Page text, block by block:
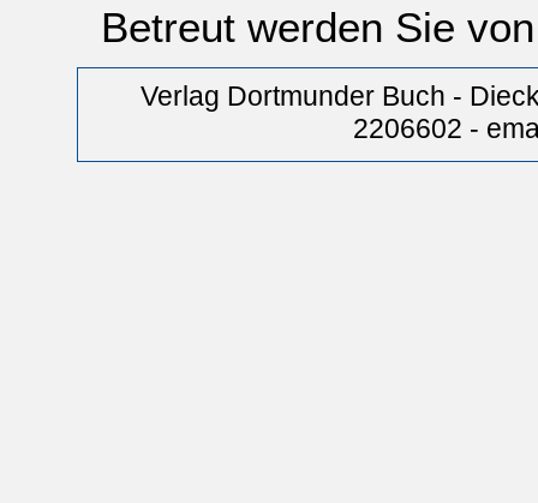
Betreut werden Sie
Verlag Dortmunder Buch -
2206602 -